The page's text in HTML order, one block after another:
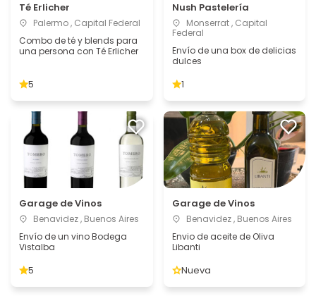
Té Erlicher
Palermo , Capital Federal
Combo de té y blends para
una persona con Té Erlicher
5
Nush Pastelería
Monserrat , Capital
Federal
Envío de una box de delicias
dulces
1
Garage de Vinos
Benavidez , Buenos Aires
Envío de un vino Bodega
Vistalba
5
Garage de Vinos
Benavidez , Buenos Aires
Envio de aceite de Oliva
Libanti
Nueva